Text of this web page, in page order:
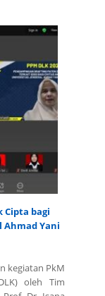
Cipta bagi
Ahmad Yani
kegiatan PkM
oleh Tim